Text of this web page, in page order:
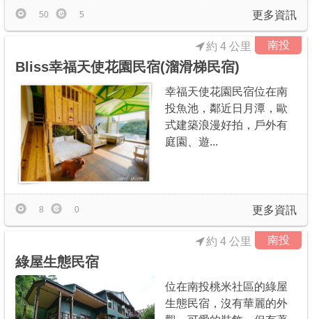
更多資訊
50 5
南投
Bliss幸福天使花園民宿(溜滑梯民宿)
約 4 公里
幸福天使花園民宿位在南
投魚池，鄰近日月潭，歐
式建築浪漫好拍，戶外有
庭園、遊...
更多資訊
8 0
南投
綠屋生態民宿
約 4 公里
位在南投桃米社區的綠屋
生態民宿，沒有華麗的外